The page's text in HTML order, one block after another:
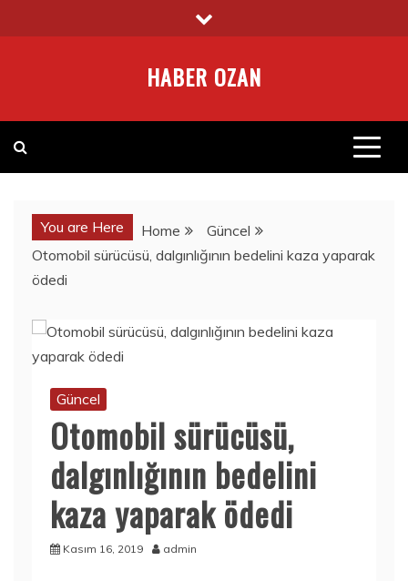
to
HABER OZAN
You are Here Home
Güncel
Otomobil sürücüsü, dalgınlığının bedelini kaza yaparak
ödedi
Güncel
Otomobil sürücüsü,
dalgınlığının bedelini
kaza yaparak ödedi
Kasım 16, 2019 admin